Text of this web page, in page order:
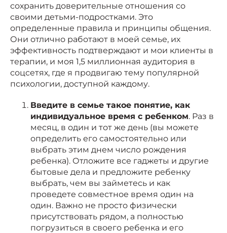
сохранить доверительные отношения со
своими детьми-подростками. Это
определенные правила и принципы общения.
Они отлично работают в моей семье, их
эффективность подтверждают и мои клиенты в
терапии, и моя 1,5 миллионная аудитория в
соцсетях, где я продвигаю тему популярной
психологии, доступной каждому.
Введите в семье такое понятие, как
индивидуальное время с ребенком. Раз в
месяц, в один и тот же день (вы можете
определить его самостоятельно или
выбрать этим днем число рождения
ребенка). Отложите все гаджеты и другие
бытовые дела и предложите ребенку
выбрать, чем вы займетесь и как
проведете совместное время один на
один. Важно не просто физически
присутствовать рядом, а полностью
погрузиться в своего ребенка и его